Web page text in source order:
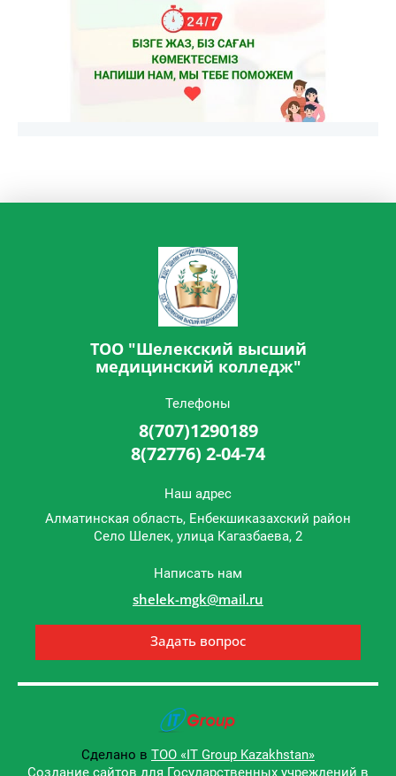
ТОО "Шелекский высший
медицинский колледж"
Телефоны
8(707)1290189
8(72776) 2-04-74
Наш адрес
Алматинская область, Енбекшиказахский район
Cело Шелек, улица Кагазбаева, 2
Написать нам
shelek-mgk@mail.ru
Задать вопрос
Сделано в ТОО «IT Group Kazakhstan»
Создание сайтов для Государственных учреждений в